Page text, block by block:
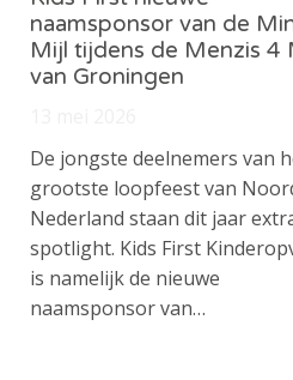
naamsponsor van de
Mijl tijdens de Menzis 4
van Groningen
De jongste deelnemers van
grootste loopfeest van
Nederland staan dit jaar
spotlight. Kids First
is namelijk de nieuwe
naamsponsor van…